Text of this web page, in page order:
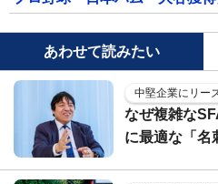
あわせて読みたい
中堅企業にリー
なぜ複雑な
に最適な「名